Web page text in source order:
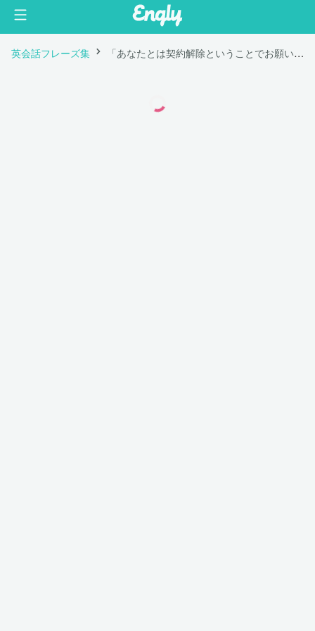
英会話フレーズ集 「あなたとは契約解除ということでお願いします。」は英語で "We will let you go."